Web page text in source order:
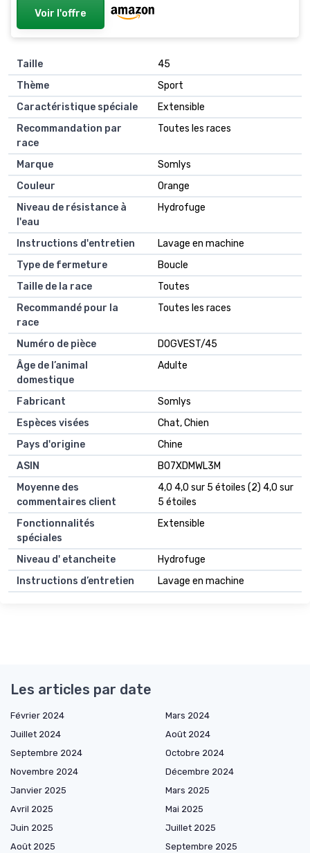
Voir l'offre
Taille
45
Thème
Sport
Caractéristique spéciale
Extensible
Recommandation par
race
Toutes les races
Marque
Somlys
Couleur
Orange
Niveau de résistance à
l'eau
Hydrofuge
Instructions d'entretien
Lavage en machine
Type de fermeture
Boucle
Taille de la race
Toutes
Recommandé pour la
race
Toutes les races
Numéro de pièce
DOGVEST/45
Âge de l’animal
domestique
Adulte
Fabricant
Somlys
Espèces visées
Chat, Chien
Pays d'origine
Chine
ASIN
B07XDMWL3M
Moyenne des
commentaires client
4,0 4,0 sur 5 étoiles (2) 4,0 sur
5 étoiles
Fonctionnalités
spéciales
Extensible
Niveau d' etancheite
Hydrofuge
Instructions d’entretien
Lavage en machine
Les articles par date
Février 2024
Mars 2024
Juillet 2024
Août 2024
Septembre 2024
Octobre 2024
Novembre 2024
Décembre 2024
Janvier 2025
Mars 2025
Avril 2025
Mai 2025
Juin 2025
Juillet 2025
Août 2025
Septembre 2025